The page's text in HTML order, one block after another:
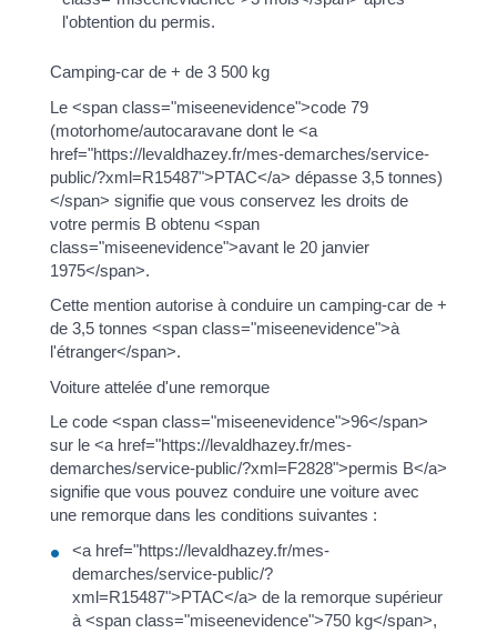
l'obtention du permis.
Camping-car de + de 3 500 kg
Le <span class="miseenevidence">code 79
(motorhome/autocaravane dont le <a
href="https://levaldhazey.fr/mes-demarches/service-
public/?xml=R15487">PTAC</a> dépasse 3,5 tonnes)
</span> signifie que vous conservez les droits de
votre permis B obtenu <span
class="miseenevidence">avant le 20 janvier
1975</span>.
Cette mention autorise à conduire un camping-car de +
de 3,5 tonnes <span class="miseenevidence">à
l'étranger</span>.
Voiture attelée d'une remorque
Le code <span class="miseenevidence">96</span>
sur le <a href="https://levaldhazey.fr/mes-
demarches/service-public/?xml=F2828">permis B</a>
signifie que vous pouvez conduire une voiture avec
une remorque dans les conditions suivantes :
<a href="https://levaldhazey.fr/mes-
demarches/service-public/?
xml=R15487">PTAC</a> de la remorque supérieur
à <span class="miseenevidence">750 kg</span>,